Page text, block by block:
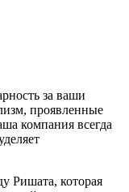
за ваши
проявленные
компания всегда
Ришата, которая